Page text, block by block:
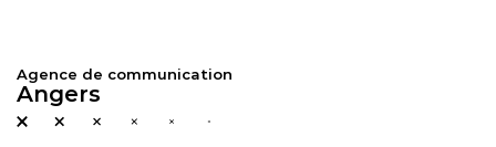
Agence de communication
Angers